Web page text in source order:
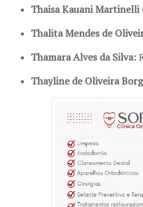
Thaisa Kauani Martinelli
Thalita Mendes de
Thamara Alves da Silva:
Thayline de Oliveira